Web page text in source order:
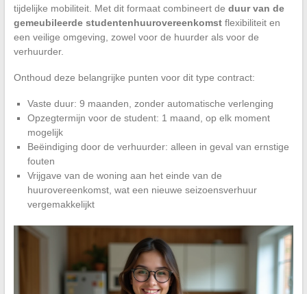
tijdelijke mobiliteit. Met dit formaat combineert de duur van de
gemeubileerde studentenhuurovereenkomstflexibiliteit en
een veilige omgeving, zowel voor de huurder als voor de
verhuurder.
Onthoud deze belangrijke punten voor dit type contract:
Vaste duur: 9 maanden, zonder automatische verlenging
Opzegtermijn voor de student: 1 maand, op elk moment
mogelijk
Beëindiging door de verhuurder: alleen in geval van ernstige
fouten
Vrijgave van de woning aan het einde van de
huurovereenkomst, wat een nieuwe seizoensverhuur
vergemakkelijkt